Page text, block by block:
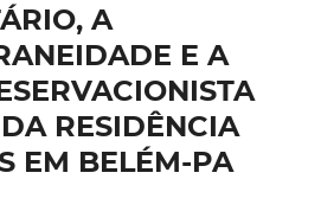
A
E A
RESIDÊNCIA
EM BELÉM-PA